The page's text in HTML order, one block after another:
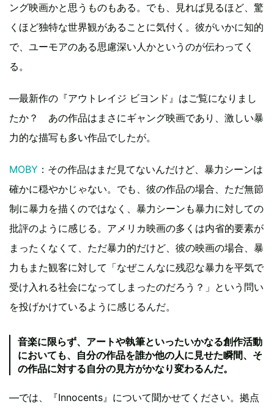
ング映画かと思うものもある。でも、見れば見るほど、驚
くほど独特な世界観があることに気付く。彼がいかに知的
で、ユーモアのある思慮深い人かというのが伝わってく
る。
―最新作の『アウトレイジ ビヨンド』はご覧になりまし
たか？ あの作品はまさにギャング映画であり、激しい暴
力的な描写も多い作品でしたが。
MOBY ：その作品はまだ見てないんだけど、暴力シーンは
確かに穏やかじゃない。でも、彼の作品の場合、ただ無節
制に暴力を描くのではなく、暴力シーンも暴力に対しての
批評のように感じる。アメリカ映画の多くは内省的要素が
まったくなくて、ただ暴力的だけど、彼の映画の場合、暴
力もまた観客に対して「なぜこんなに残忍な暴力を平気で
受け入れる社会になってしまったのだろう？」という問い
を投げかけているように感じるんだ。
音楽に限らず、アートや執筆といったいかなる創作活動
においても、自分の作品を誰か他の人に見せた瞬間、そ
の作品に対する自分の見方がかなり変わるんだ。
―では、『Innocents』について聞かせてください。拠点